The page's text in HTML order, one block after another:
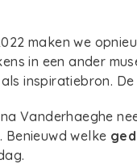
maken we
in een ander
inspiratiebron.
Vanderhaeghe
Benieuwd welke